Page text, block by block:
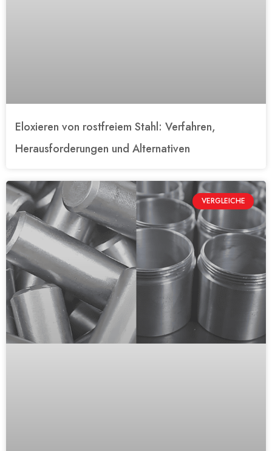
Eloxieren von rostfreiem Stahl: Verfahren,
Herausforderungen und Alternativen
VERGLEICHE